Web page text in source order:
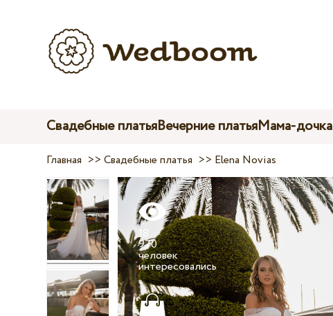
Свадебные платьяВечерние платьяМама-дочка
Главная >>Свадебные платья >> Elena Novias
18
970
человек
интересовались